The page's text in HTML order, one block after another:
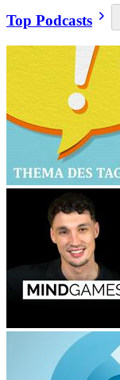
Top Podcasts